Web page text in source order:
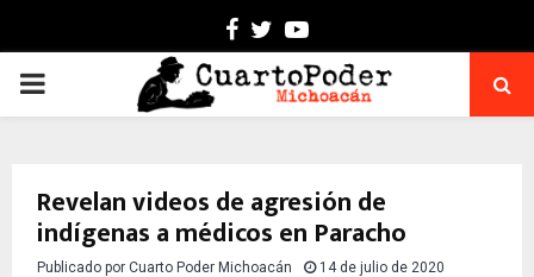
Facebook
TwitterYoutube
PRIMARY
Revelan videos de agresión de
indígenas a médicos en Paracho
Publicado por Cuarto Poder Michoacán 14 de julio de 2020